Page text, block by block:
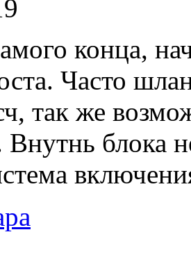
конца,
Часто
так же
Внутнь блока